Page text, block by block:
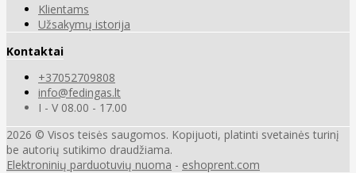
Klientams
Užsakymų istorija
Kontaktai
+37052709808
info@fedingas.lt
I - V 08.00 - 17.00
2026 © Visos teisės saugomos. Kopijuoti, platinti svetainės turinį
be autorių sutikimo draudžiama.
Elektroninių parduotuvių nuoma - eshoprent.com